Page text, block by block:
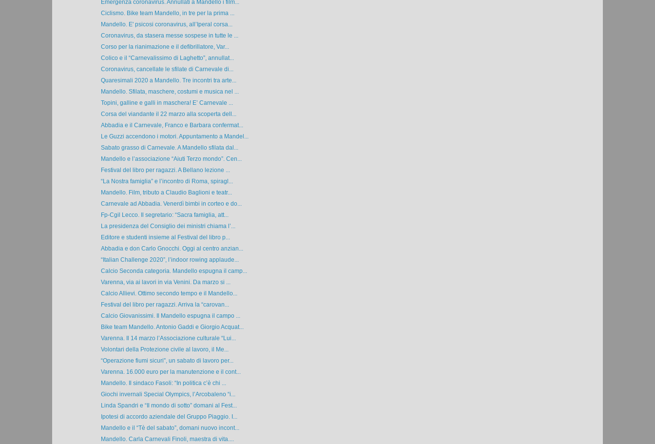
Emergenza coronavirus. Annullati a Mandello i film...
Ciclismo. Bike team Mandello, in tre per la prima ...
Mandello. E' psicosi coronavirus, all’Iperal corsa...
Coronavirus, da stasera messe sospese in tutte le ...
Corso per la rianimazione e il defibrillatore, Var...
Colico e il “Carnevalissimo di Laghetto”, annullat...
Coronavirus, cancellate le sfilate di Carnevale di...
Quaresimali 2020 a Mandello. Tre incontri tra arte...
Mandello. Sfilata, maschere, costumi e musica nel ...
Topini, galline e galli in maschera! E’ Carnevale ...
Corsa del viandante il 22 marzo alla scoperta dell...
Abbadia e il Carnevale, Franco e Barbara confermat...
Le Guzzi accendono i motori. Appuntamento a Mandel...
Sabato grasso di Carnevale. A Mandello sfilata dal...
Mandello e l’associazione “Aiuti Terzo mondo”. Cen...
Festival del libro per ragazzi. A Bellano lezione ...
“La Nostra famiglia” e l’incontro di Roma, spiragl...
Mandello. Film, tributo a Claudio Baglioni e teatr...
Carnevale ad Abbadia. Venerdì bimbi in corteo e do...
Fp-Cgil Lecco. Il segretario: “Sacra famiglia, att...
La presidenza del Consiglio dei ministri chiama l’...
Editore e studenti insieme al Festival del libro p...
Abbadia e don Carlo Gnocchi. Oggi al centro anzian...
“Italian Challenge 2020”, l’indoor rowing applaude...
Calcio Seconda categoria. Mandello espugna il camp...
Varenna, via ai lavori in via Venini. Da marzo si ...
Calcio Allievi. Ottimo secondo tempo e il Mandello...
Festival del libro per ragazzi. Arriva la “carovan...
Calcio Giovanissimi. Il Mandello espugna il campo ...
Bike team Mandello. Antonio Gaddi e Giorgio Acquat...
Varenna. Il 14 marzo l’Associazione culturale “Lui...
Volontari della Protezione civile al lavoro, il Me...
“Operazione fiumi sicuri”, un sabato di lavoro per...
Varenna. 16.000 euro per la manutenzione e il cont...
Mandello. Il sindaco Fasoli: “In politica c’è chi ...
Giochi invernali Special Olympics, l’Arcobaleno “i...
Linda Spandri e “Il mondo di sotto” domani al Fest...
Ipotesi di accordo aziendale del Gruppo Piaggio. I...
Mandello e il “Tè del sabato”, domani nuovo incont...
Mandello. Carla Carnevali Finoli, maestra di vita....